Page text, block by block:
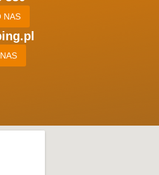
NAS